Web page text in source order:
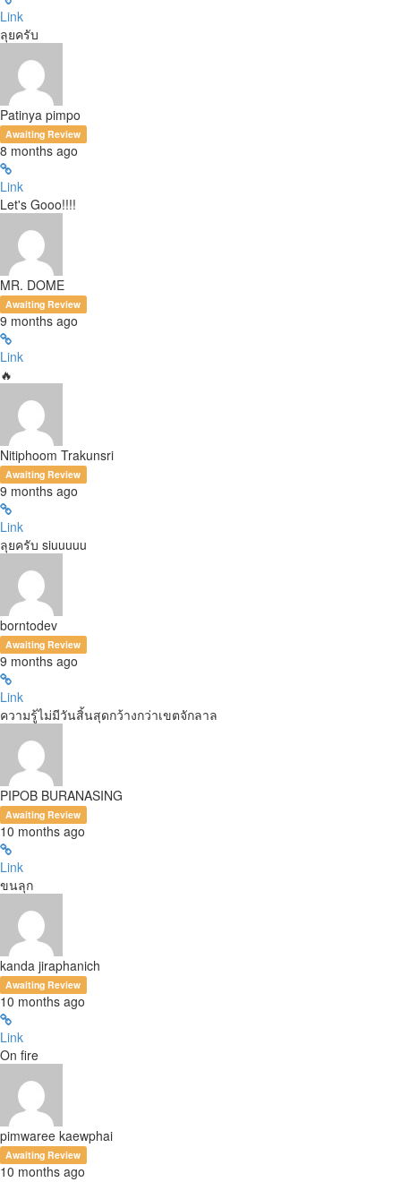
Link
ลุยครับ
Patinya pimpo
Awaiting Review
8 months ago
Link
Let's Gooo!!!!
MR. DOME
Awaiting Review
9 months ago
Link
🔥
Nitiphoom Trakunsri
Awaiting Review
9 months ago
Link
ลุยครับ siuuuuu
borntodev
Awaiting Review
9 months ago
Link
ความรู้ไม่มีวันสิ้นสุดกว้างกว่าเขตจักลาล
PIPOB BURANASING
Awaiting Review
10 months ago
Link
ขนลุก
kanda jiraphanich
Awaiting Review
10 months ago
Link
On fire
pimwaree kaewphai
Awaiting Review
10 months ago